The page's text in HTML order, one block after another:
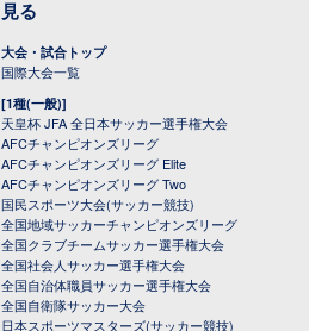
見る
大会・試合トップ
国際大会一覧
[1種(一般)]
天皇杯 JFA 全日本サッカー選手権大会
AFCチャンピオンズリーグ
AFCチャンピオンズリーグ Elite
AFCチャンピオンズリーグ Two
国民スポーツ大会(サッカー競技)
全国地域サッカーチャンピオンズリーグ
全国クラブチームサッカー選手権大会
全国社会人サッカー選手権大会
全国自治体職員サッカー選手権大会
全国自衛隊サッカー大会
日本スポーツマスターズ(サッカー競技)